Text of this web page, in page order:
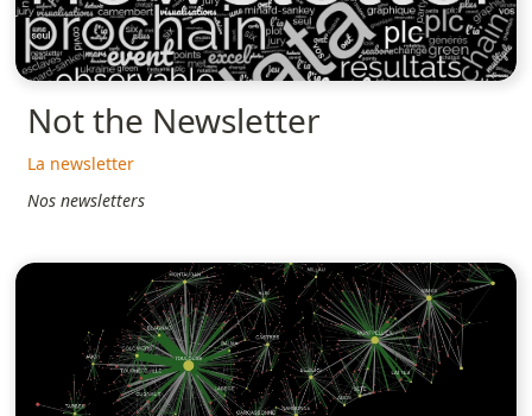
Not the Newsletter
La newsletter
Nos newsletters